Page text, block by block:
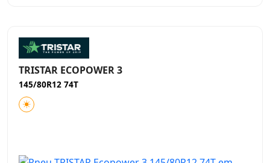
TRISTAR ECOPOWER 3
145/80R12 74T